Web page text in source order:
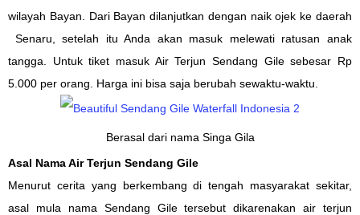
wilayah Bayan. Dari Bayan dilanjutkan dengan naik ojek ke daerah
Senaru, setelah itu Anda akan masuk melewati ratusan anak
tangga. Untuk tiket masuk Air Terjun Sendang Gile sebesar Rp
5.000 per orang. Harga ini bisa saja berubah sewaktu-waktu.
Berasal dari nama Singa Gila
Asal Nama Air Terjun Sendang Gile
Menurut cerita yang berkembang di tengah masyarakat sekitar,
asal mula nama Sendang Gile tersebut dikarenakan air terjun